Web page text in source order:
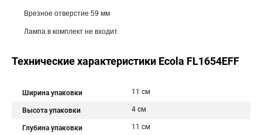
Врезное отверстие 59 мм
Лампа в комплект не входит.
Технические характеристики Ecola FL1654EFF
Ширина упаковки 11 см
Высота упаковки 4 см
Глубина упаковки 11 см